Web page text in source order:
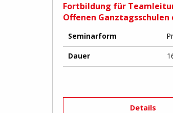
Fortbildung für
Offenen Ganztagsschulen
Seminarform
Dauer
Details